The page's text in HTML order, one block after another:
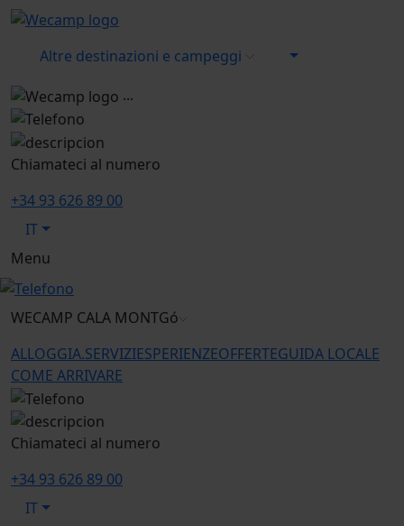
Altre destinazioni e campeggi
...
Chiamateci al numero
+34 93 626 89 00
IT
Menu
WECAMP CALA MONTGó
ALLOGGIA.SERVIZIESPERIENZEOFFERTEGUIDA LOCALE
COME ARRIVARE
Chiamateci al numero
+34 93 626 89 00
IT